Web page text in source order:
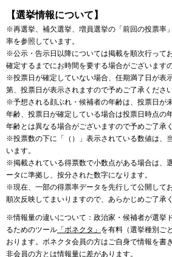
【選挙情報について】
※再選挙、補欠選挙、増員選挙の「前回の投票率
率を参照しています。
※公示・告示日以降については掲載を順次行って
確定するまでにお時間を要する場合がございます
※投票日が確定していない場合、任期満了日が表
第、投票日が表示されますので予めご了承ください
※予想される顔ぶれ・候補者の年齢は、投票日が
年齢、投票日が確定している場合は投票日時点の
年齢とは異なる場合がございますので予めご了承
※投票数の下に「（）」表示されている数値は、
います。
※掲載されている得票数で小数点がある場合は、
ータに準拠し、按分された数字になります。
※現在、一部の得票率データを先行して公開して
順次反映してまいりますので、あらかじめご了承
※情報量の違いについて：政治家・候補者が選挙
るためのツール 「ボネクタ」 を有料（選挙種別ご
おります。ボネクタ会員の方はご自身で情報を書
非会員の方とは情報量に差があります。